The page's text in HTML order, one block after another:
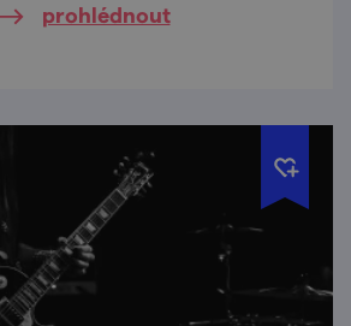
objektů po celé republice až
prohlédnout